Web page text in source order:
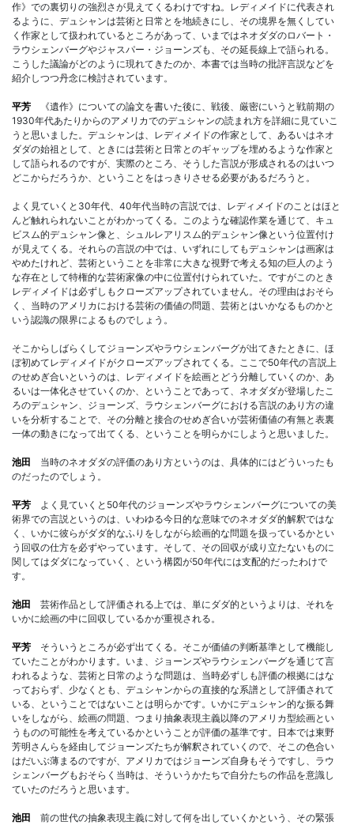
作》での裏切りの強烈さが見えてくるわけですね。レディメイドに代表され
るように、デュシャンは芸術と日常とを地続きにし、その境界を無くしてい
く作家として扱われているところがあって、いまではネオダダのロバート・
ラウシェンバーグやジャスパー・ジョーンズも、その延長線上で語られる。
こうした議論がどのように現れてきたのか、本書では当時の批評言説などを
紹介しつつ丹念に検討されています。
平芳 《遺作》についての論文を書いた後に、戦後、厳密にいうと戦前期の
1930年代あたりからのアメリカでのデュシャンの読まれ方を詳細に見ていこ
うと思いました。デュシャンは、レディメイドの作家として、あるいはネオ
ダダの始祖として、ときには芸術と日常とのギャップを埋めるような作家と
して語られるのですが、実際のところ、そうした言説が形成されるのはいつ
どこからだろうか、ということをはっきりさせる必要があるだろうと。
よく見ていくと30年代、40年代当時の言説では、レディメイドのことはほと
んど触れられないことがわかってくる。このような確認作業を通じて、キュ
ビスム的デュシャン像と、シュルレアリスム的デュシャン像という位置付け
が見えてくる。それらの言説の中では、いずれにしてもデュシャンは画家は
やめたけれど、芸術ということを非常に大きな視野で考える知の巨人のよう
な存在として特権的な芸術家像の中に位置付けられていた。ですがこのとき
レディメイドは必ずしもクローズアップされていません。その理由はおそら
く、当時のアメリカにおける芸術の価値の問題、芸術とはいかなるものかと
いう認識の限界によるものでしょう。
そこからしばらくしてジョーンズやラウシェンバーグが出てきたときに、ほ
ぼ初めてレディメイドがクローズアップされてくる。ここで50年代の言説上
のせめぎ合いというのは、レディメイドを絵画とどう分離していくのか、あ
るいは一体化させていくのか、ということであって、ネオダダが登場したこ
ろのデュシャン、ジョーンズ、ラウシェンバーグにおける言説のあり方の違
いを分析することで、その分離と接合のせめぎ合いが芸術価値の有無と表裏
一体の動きになって出てくる、ということを明らかにしようと思いました。
池田 当時のネオダダの評価のあり方というのは、具体的にはどういったも
のだったのでしょう。
平芳 よく見ていくと50年代のジョーンズやラウシェンバーグについての美
術界での言説というのは、いわゆる今日的な意味でのネオダダ的解釈ではな
く、いかに彼らがダダ的なふりをしながら絵画的な問題を扱っているかとい
う回収の仕方を必ずやっています。そして、その回収が成り立たないものに
関してはダダになっていく、という構図が50年代には支配的だったわけで
す。
池田 芸術作品として評価される上では、単にダダ的というよりは、それを
いかに絵画の中に回収しているかが重視される。
平芳 そういうところが必ず出てくる。そこが価値の判断基準として機能し
ていたことがわかります。いま、ジョーンズやラウシェンバーグを通じて言
われるような、芸術と日常のような問題は、当時必ずしも評価の根拠にはな
っておらず、少なくとも、デュシャンからの直接的な系譜として評価されて
いる、ということではないことは明らかです。いかにデュシャン的な振る舞
いをしながら、絵画の問題、つまり抽象表現主義以降のアメリカ型絵画とい
うものの可能性を考えているかということが評価の基準です。日本では東野
芳明さんらを経由してジョーンズたちが解釈されていくので、そこの色合い
はだいぶ薄まるのですが、アメリカではジョーンズ自身もそうですし、ラウ
シェンバーグもおそらく当時は、そういうかたちで自分たちの作品を意識し
ていたのだろうと思います。
池田 前の世代の抽象表現主義に対して何を出していくかという、その緊張